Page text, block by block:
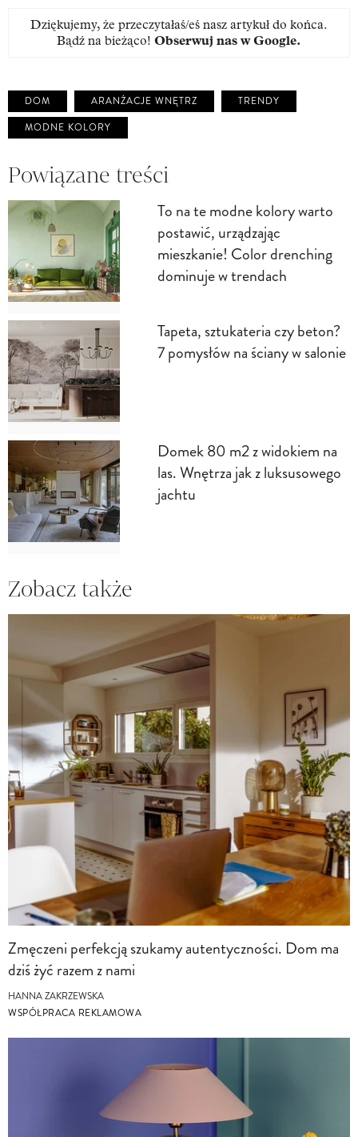
Dziękujemy, że przeczytałaś/eś nasz artykuł do końca.
Bądź na bieżąco! Obserwuj nas w Google.
DOM ARANŻACJE WNĘTRZ
TRENDY
MODNE KOLORY
Powiązane treści
To na te modne kolory warto
postawić, urządzając
mieszkanie! Color drenching
dominuje w trendach
Tapeta, sztukateria czy beton?
7 pomysłów na ściany w salonie
Domek 80 m2 z widokiem na
las. Wnętrza jak z luksusowego
jachtu
Zobacz także
Zmęczeni perfekcją szukamy autentyczności. Dom ma
dziś żyć razem z nami
HANNA ZAKRZEWSKA
WSPÓŁPRACA REKLAMOWA